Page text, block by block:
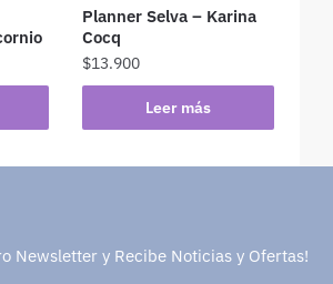
Planner Selva – Karina
Cocq
$13.900
Leer más
Newsletter y Recibe Noticias y Ofertas!